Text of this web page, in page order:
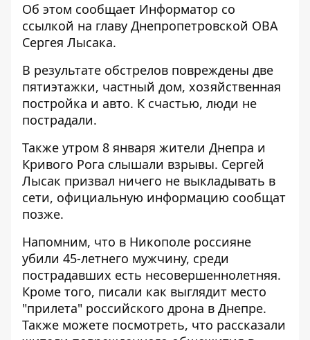
Об этом сообщает Информатор со
ссылкой на главу Днепропетровской ОВА
Сергея Лысака.
В результате обстрелов повреждены две
пятиэтажки, частный дом, хозяйственная
постройка и авто. К счастью, люди не
пострадали.
Также утром 8 января жители Днепра и
Кривого Рога слышали взрывы. Сергей
Лысак призвал ничего не выкладывать в
сети, официальную информацию сообщат
позже.
Напомним, что в Никополе россияне
убили 45-летнего мужчину, среди
пострадавших есть несовершеннолетняя.
Кроме того, писали как выглядит место
"прилета" российского дрона в Днепре.
Также можете посмотреть, что рассказали